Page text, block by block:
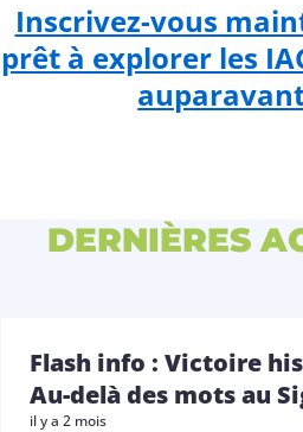
Inscrivez-vous
prêt à explorer les
DERNIÈRES
Flash info : Victoire
Au-delà des mots au
il y a 2 mois